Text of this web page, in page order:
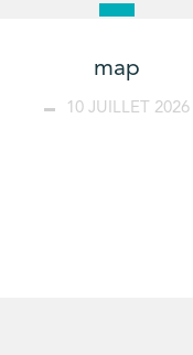
map
10 JUILLET 2026